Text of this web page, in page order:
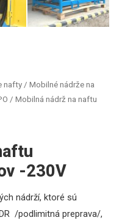
nafty / Mobilné nádrže na
/ Mobilná nádrž na naftu
-230V
nádrží, ktoré sú
/podlimitná preprava/,